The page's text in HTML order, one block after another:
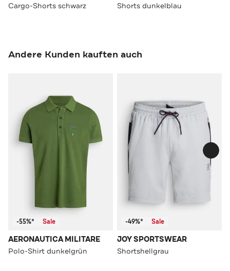
Cargo-Shorts schwarz Shorts dunkelblau
Andere Kunden kauften auch
-55%* Sale
AERONAUTICA MILITARE
Polo-Shirt dunkelgrün
-49%* Sale
JOY SPORTSWEAR
Shortshellgrau